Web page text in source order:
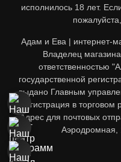
ТЦ Корона Сити: ул.
исполнилось 18 лет.
Адам и Ева | интернет-
Владелец
ответственностью
государственной
выдано Главным
Регистрация в
Адрес для почтовых
Аэродромная,